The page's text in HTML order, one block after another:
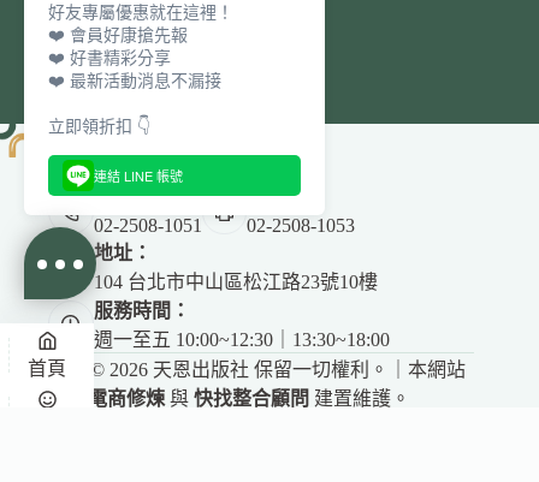
電話：
02-2508-1051
傳真：
02-2508-1053
地址：
104 台北市中山區松江路23號10樓
服務時間：
週一至五 10:00~12:30｜13:30~18:00
Copyright © 2026 天恩出版社 保留一切權利。｜本網站
電商修煉 與快找整合顧問 建置維護。
首頁
好友專屬優惠就在這裡！
❤️ 會員好康搶先報
❤️ 好書精彩分享
❤️ 最新活動消息不漏接
立即領折扣 👇
連結 LINE 帳號